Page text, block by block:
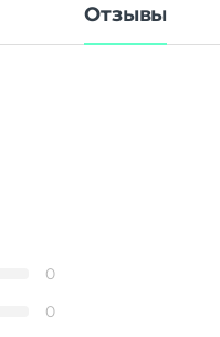
Отзывы
0
0